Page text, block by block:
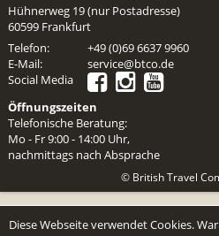
Hühnerweg 19 (nur Postadresse)
60599 Frankfurt
Telefon:
+49 (0)69 6637 9960
E-Mail:
service@btco.de
Social Media
Öffnungszeiten
Telefonische Beratung:
Mo - Fr 9:00 - 14:00 Uhr,
nachmittags nach Absprache
© British Travel
Diese Webseite verwendet Cookies.